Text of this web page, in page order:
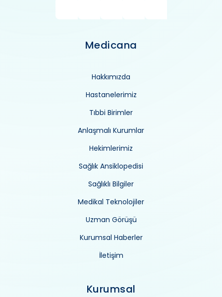
Medicana
Hakkımızda
Hastanelerimiz
Tıbbi Birimler
Anlaşmalı Kurumlar
Hekimlerimiz
Sağlık Ansiklopedisi
Sağlıklı Bilgiler
Medikal Teknolojiler
Uzman Görüşü
Kurumsal Haberler
İletişim
Kurumsal